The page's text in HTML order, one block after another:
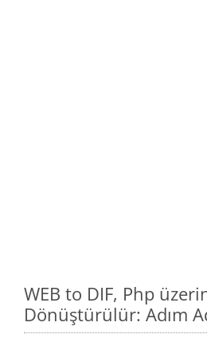
WEB to DIF, Php
Dönüştürülür: Adım